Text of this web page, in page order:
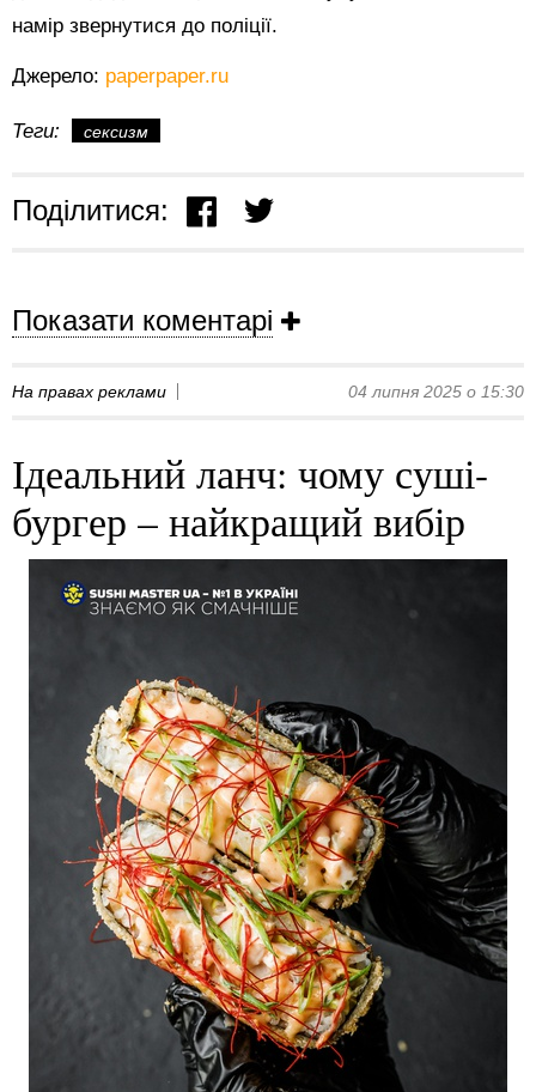
намір звернутися до поліції.
Джерело: paperpaper.ru
Теги: сексизм
Поділитися:
Показати коментарі
На правах реклами 04 липня 2025 о 15:30
Ідеальний ланч: чому суші-
бургер – найкращий вибір